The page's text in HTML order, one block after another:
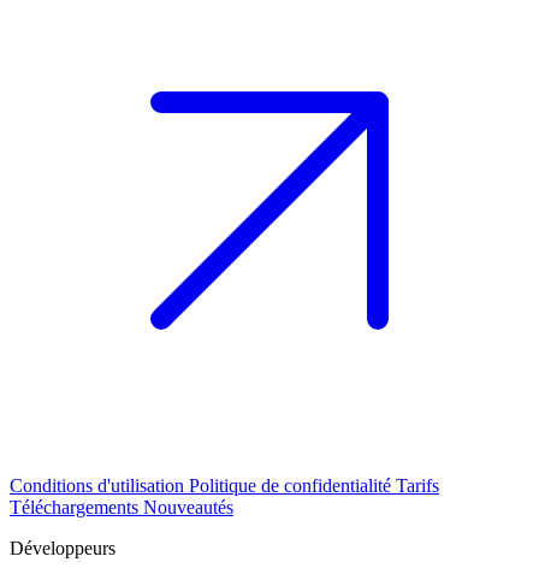
Conditions d'utilisation Politique de confidentialité Tarifs
Téléchargements Nouveautés
Développeurs